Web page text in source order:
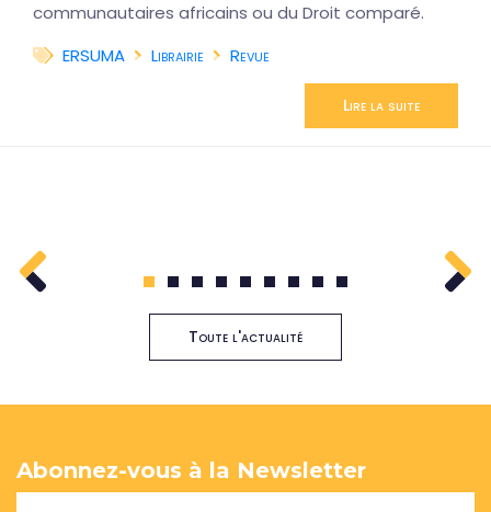
communautaires africains ou du Droit comparé.
ERSUMA
Librairie Revue
Lire la suite
1 2 3 4 5 6 7 8 9
Toute l'actualité
Abonnez-vous à la Newsletter